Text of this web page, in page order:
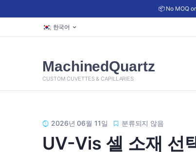
📦 No MOQ
한국어
MachinedQuartz
CUSTOM CUVETTES & CAPILLARIES
2026년 06월 11일 분류되지 않음
UV-Vis 셀 소재 선